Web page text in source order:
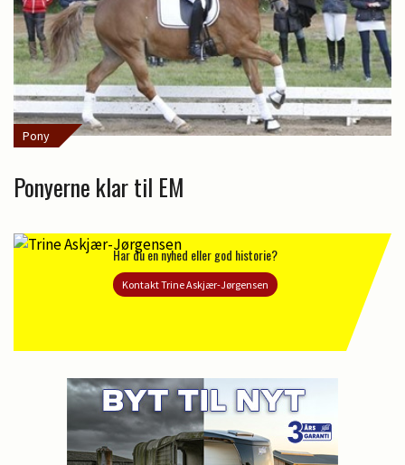
Pony
Ponyerne klar til EM
Har du en nyhed eller god historie?
Kontakt Trine Askjær-Jørgensen